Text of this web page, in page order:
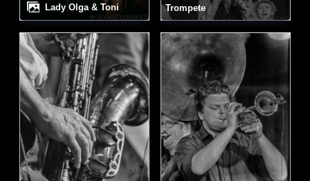
Lady Olga & Toni
Trompete